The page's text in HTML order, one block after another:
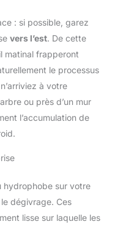
: si possible, garez
vers l’est. De cette
matinal frapperont
le processus
à votre
ou près d’un mur
l’accumulation de
hydrophobe sur votre
dégivrage. Ces
lisse sur laquelle les